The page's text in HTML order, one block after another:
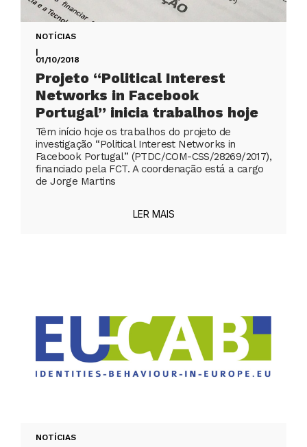
NOTÍCIAS
|
01/10/2018
Projeto “Political Interest
Networks in Facebook
Portugal” inicia trabalhos hoje
Têm início hoje os trabalhos do projeto de
investigação “Political Interest Networks in
Facebook Portugal” (PTDC/COM-CSS/28269/2017),
financiado pela FCT. A coordenação está a cargo
de Jorge Martins
LER MAIS
NOTÍCIAS